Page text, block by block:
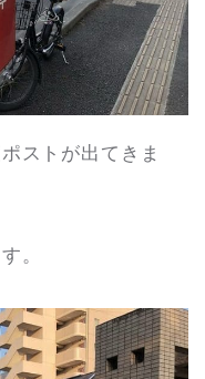
ストが出てきま
。